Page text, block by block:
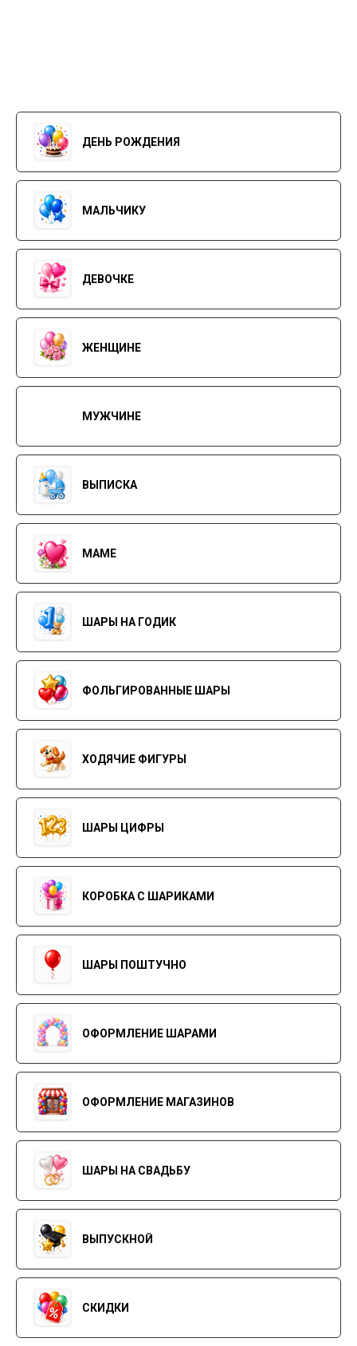
ДЕНЬ РОЖДЕНИЯ
МАЛЬЧИКУ
ДЕВОЧКЕ
ЖЕНЩИНЕ
МУЖЧИНЕ
ВЫПИСКА
МАМЕ
ШАРЫ НА ГОДИК
ФОЛЬГИРОВАННЫЕ ШАРЫ
ХОДЯЧИЕ ФИГУРЫ
ШАРЫ ЦИФРЫ
КОРОБКА С ШАРИКАМИ
ШАРЫ ПОШТУЧНО
ОФОРМЛЕНИЕ ШАРАМИ
ОФОРМЛЕНИЕ МАГАЗИНОВ
ШАРЫ НА СВАДЬБУ
ВЫПУСКНОЙ
СКИДКИ